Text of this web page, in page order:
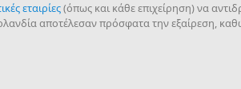
εταιρίες(όπως και κάθε επιχείρηση) να
αποτέλεσαν πρόσφατα την εξαίρεση,